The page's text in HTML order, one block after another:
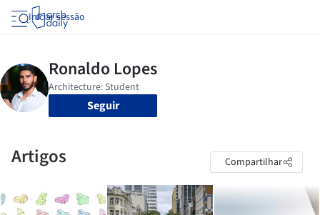
Iniciar sessão
Seguir
Artigos Compartilhar